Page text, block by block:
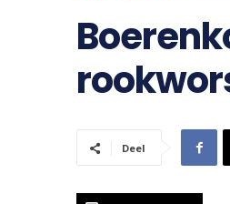
Deel